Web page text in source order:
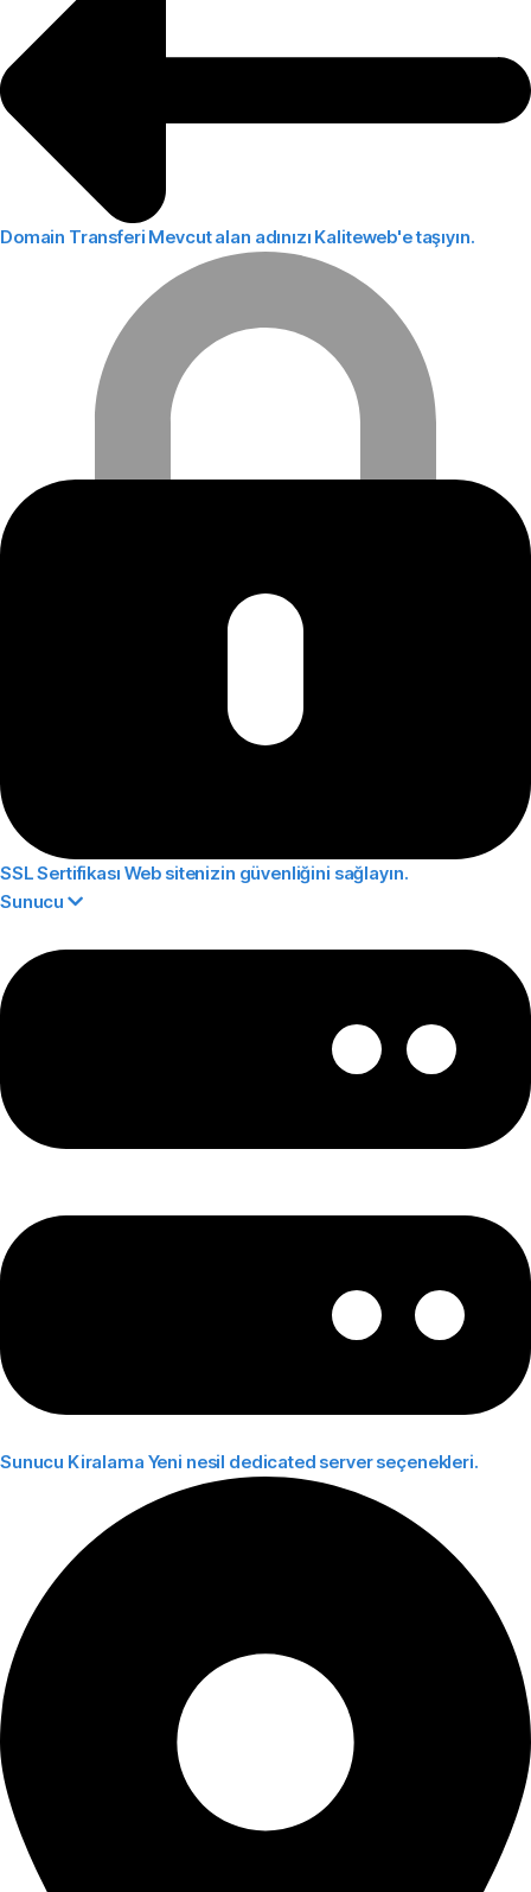
Domain Transferi Mevcut alan adınızı Kaliteweb'e taşıyın.
SSL Sertifikası Web sitenizin güvenliğini sağlayın.
Sunucu
Sunucu Kiralama Yeni nesil dedicated server seçenekleri.